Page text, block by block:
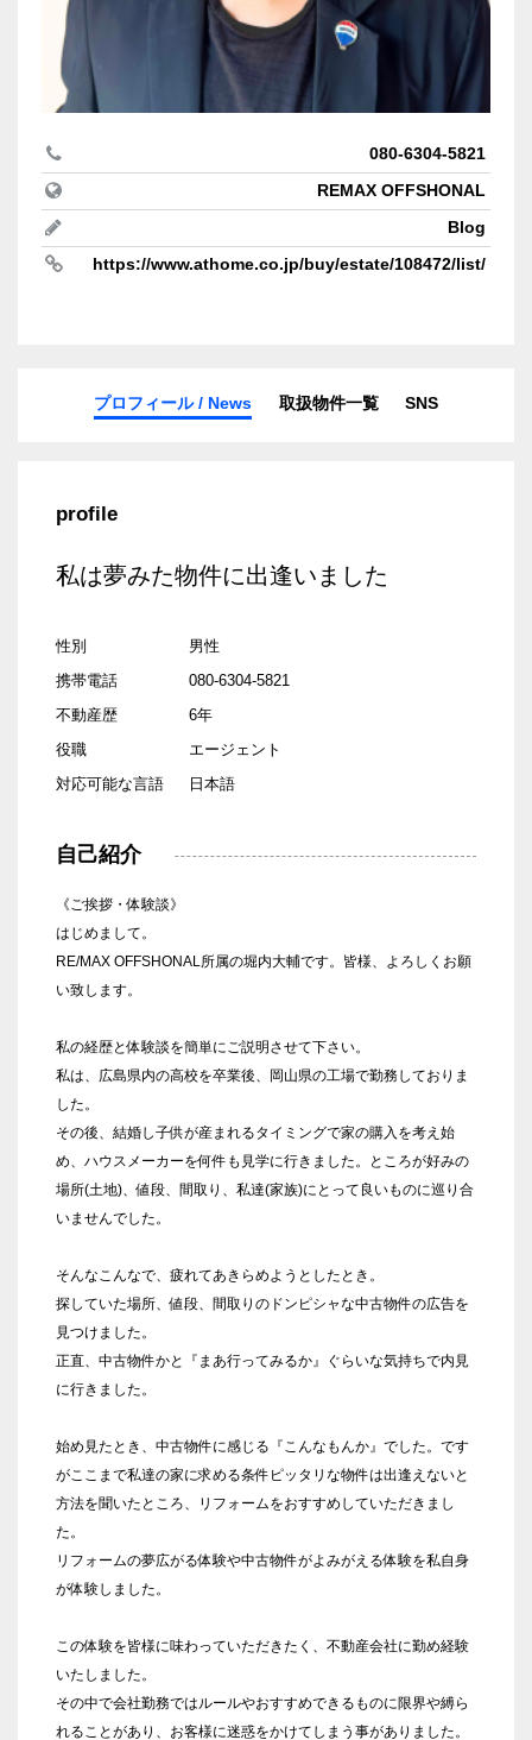
080-6304-5821
REMAX OFFSHONAL
Blog
https://www.athome.co.jp/buy/estate/108472/list/
プロフィール / News 取扱物件一覧 SNS
profile
私は夢みた物件に出逢いました
性別
男性
携帯電話
080-6304-5821
不動産歴
6年
役職
エージェント
対応可能な言語
日本語
自己紹介
《ご挨拶・体験談》
はじめまして。
RE/MAX OFFSHONAL所属の堀内大輔です。皆様、よろしくお願
い致します。
私の経歴と体験談を簡単にご説明させて下さい。
私は、広島県内の高校を卒業後、岡山県の工場で勤務しておりま
した。
その後、結婚し子供が産まれるタイミングで家の購入を考え始
め、ハウスメーカーを何件も見学に行きました。ところが好みの
場所(土地)、値段、間取り、私達(家族)にとって良いものに巡り合
いませんでした。
そんなこんなで、疲れてあきらめようとしたとき。
探していた場所、値段、間取りのドンピシャな中古物件の広告を
見つけました。
正直、中古物件かと『まあ行ってみるか』ぐらいな気持ちで内見
に行きました。
始め見たとき、中古物件に感じる『こんなもんか』でした。です
がここまで私達の家に求める条件ピッタリな物件は出逢えないと
方法を聞いたところ、リフォームをおすすめしていただきまし
た。
リフォームの夢広がる体験や中古物件がよみがえる体験を私自身
が体験しました。
この体験を皆様に味わっていただきたく、不動産会社に勤め経験
いたしました。
その中で会社勤務ではルールやおすすめできるものに限界や縛ら
れることがあり、お客様に迷惑をかけてしまう事がありました。